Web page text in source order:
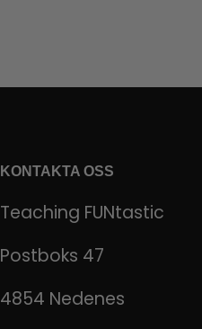
KONTAKTA OSS
Teaching FUNtastic
Postboks 47
4854 Nedenes